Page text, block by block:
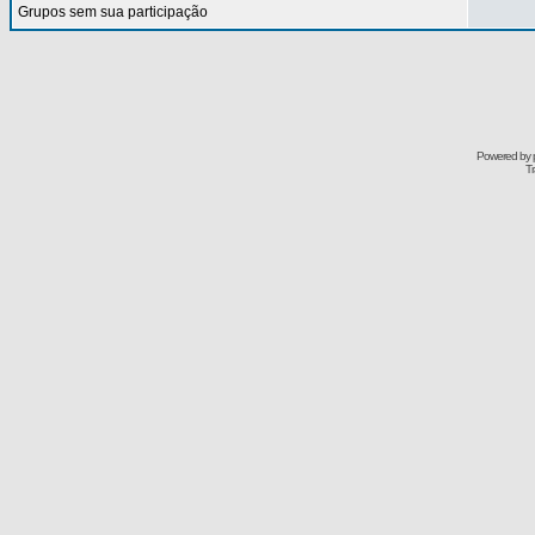
Grupos sem sua participação
Powered by